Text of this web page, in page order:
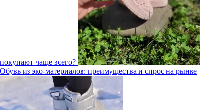
покупают чаще всего?
Обувь из эко-материалов: преимущества и спрос на рынке